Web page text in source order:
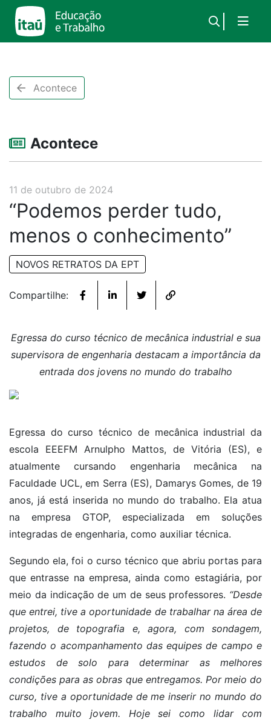
Acontece
Acontece
11 de outubro de 2024
“Podemos perder tudo,
menos o conhecimento”
NOVOS RETRATOS DA EPT
Compartilhe:
Egressa do curso técnico de mecânica industrial e sua
supervisora de engenharia destacam a importância da
entrada dos jovens no mundo do trabalho
Egressa do curso técnico de mecânica industrial da
escola EEEFM Arnulpho Mattos, de Vitória (ES), e
atualmente cursando engenharia mecânica na
Faculdade UCL, em Serra (ES), Damarys Gomes, de 19
anos, já está inserida no mundo do trabalho. Ela atua
na empresa GTOP, especializada em soluções
integradas de engenharia, como auxiliar técnica.
Segundo ela, foi o curso técnico que abriu portas para
que entrasse na empresa, ainda como estagiária, por
meio da indicação de um de seus professores. “Desde
que entrei, tive a oportunidade de trabalhar na área de
projetos, de topografia e, agora, com sondagem,
fazendo o acompanhamento das equipes de campo e
estudos de solo para determinar as melhores
condições para as obras que entregamos. Por meio do
curso, tive a oportunidade de me inserir no mundo do
trabalho muito jovem. Hoje sei como lidar com